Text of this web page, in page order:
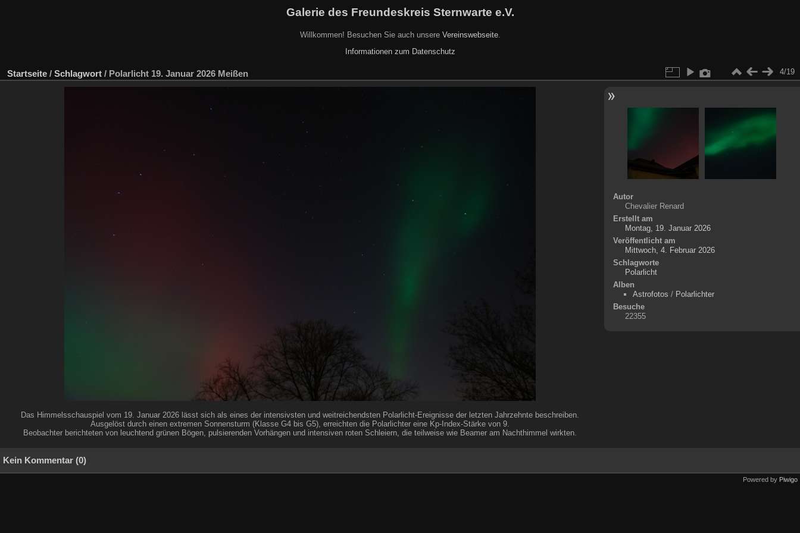
Galerie des Freundeskreis Sternwarte e.V.
Willkommen! Besuchen Sie auch unsere Vereinswebseite.
Informationen zum Datenschutz
Startseite / Schlagwort / Polarlicht 19. Januar 2026 Meißen 4/19
Das Himmelsschauspiel vom 19. Januar 2026 lässt sich als eines der intensivsten und weitreichendsten Polarlicht-Ereignisse der letzten Jahrzehnte beschreiben.
Ausgelöst durch einen extremen Sonnensturm (Klasse G4 bis G5), erreichten die Polarlichter eine Kp-Index-Stärke von 9.
Beobachter berichteten von leuchtend grünen Bögen, pulsierenden Vorhängen und intensiven roten Schleiern, die teilweise wie Beamer am Nachthimmel wirkten.
Autor
Chevalier Renard
Erstellt am
Montag, 19. Januar 2026
Veröffentlicht am
Mittwoch, 4. Februar 2026
Schlagworte
Polarlicht
Alben
Astrofotos / Polarlichter
Besuche
22355
Kein Kommentar (0)
Powered by Piwigo